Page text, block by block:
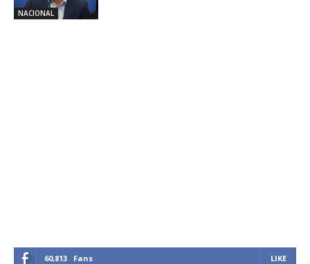
NACIONAL
60,813 Fans LIKE